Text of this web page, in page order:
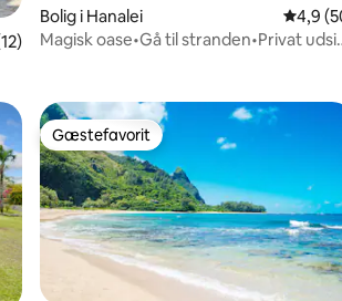
af 5 i gennemsnitlig bedømmelse, 12
Bolig i Hanalei 4,9 ud
4,9
Magisk oase•Gå til stranden•Privat
Gæstefavorit
Gæstefavorit